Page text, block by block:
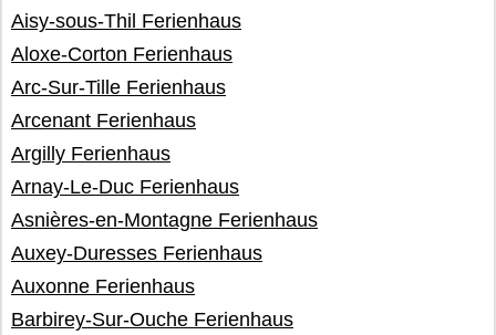
Aisy-sous-Thil Ferienhaus
Aloxe-Corton Ferienhaus
Arc-Sur-Tille Ferienhaus
Arcenant Ferienhaus
Argilly Ferienhaus
Arnay-Le-Duc Ferienhaus
Asnières-en-Montagne Ferienhaus
Auxey-Duresses Ferienhaus
Auxonne Ferienhaus
Barbirey-Sur-Ouche Ferienhaus